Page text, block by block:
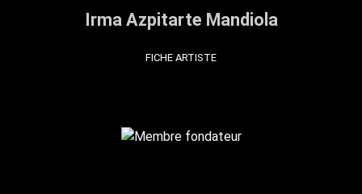
Irma Azpitarte Mandiola
FICHE ARTISTE